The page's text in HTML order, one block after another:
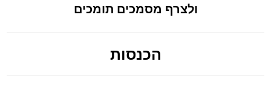
ולצרף מסמכים תומכים
הכנסות